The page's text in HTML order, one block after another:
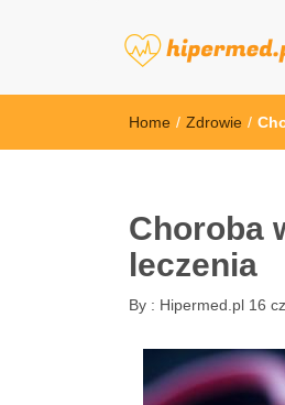
Home / Zdrowie /
Choroba
leczenia
By : Hipermed.pl 16